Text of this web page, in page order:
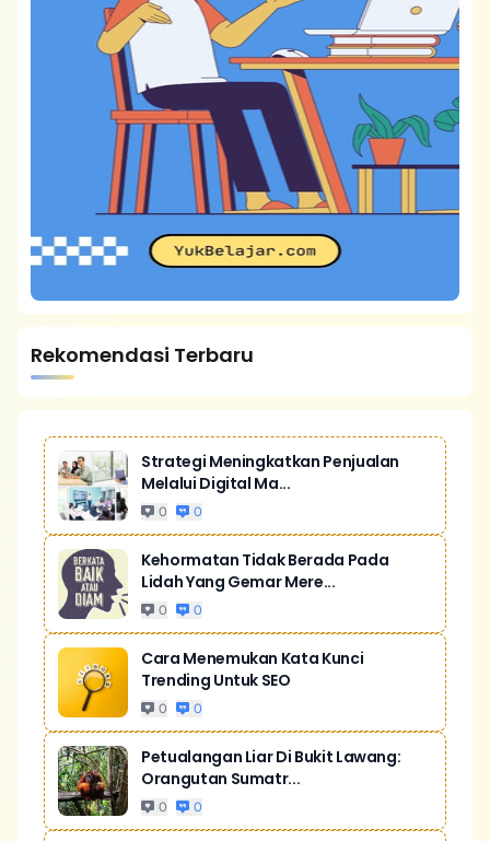
Rekomendasi Terbaru
Strategi Meningkatkan Penjualan
Melalui Digital Ma...
0 0
Kehormatan Tidak Berada Pada
Lidah Yang Gemar Mere...
0 0
Cara Menemukan Kata Kunci
Trending Untuk SEO
0 0
Petualangan Liar Di Bukit Lawang:
Orangutan Sumatr...
0 0